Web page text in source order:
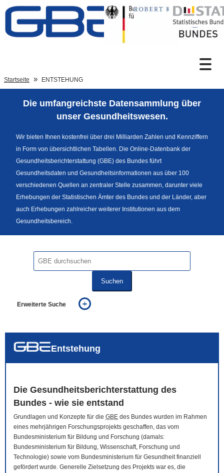
Zum Inhalt
Sprachumschaltung
Fußzeile
Startseite ENTSTEHUNG
Die umfangreichste Datensammlung über
unser Gesundheitswesen.
Wir bieten Ihnen kostenfrei über drei Milliarden Zahlen und Kennziffern
in Form von übersichtlichen Tabellen. Die Online-Datenbank der
Gesundheitsberichterstattung (GBE) des Bundes führt
Gesundheitsdaten und Gesundheitsinformationen aus über 100
verschiedenen Quellen an zentraler Stelle zusammen, darunter viele
Erhebungen der Statistischen Ämter des Bundes und der Länder, aber
auch Erhebungen zahlreicher weiterer Institutionen aus dem
Gesundheitsbereich.
Suchen
Erweiterte Suche
auch in allen Texten suchen (Volltextsuche)
Entstehung
Die Gesundheitsberichterstattung des
Bundes - wie sie entstand
Grundlagen und Konzepte für die GBE des Bundes wurden im Rahmen
eines mehrjährigen Forschungsprojekts geschaffen, das vom
Bundesministerium für Bildung und Forschung (damals:
Bundesministerium für Bildung, Wissenschaft, Forschung und
Technologie) sowie vom Bundesministerium für Gesundheit finanziell
gefördert wurde. Generelle Zielsetzung des Projekts war es, die